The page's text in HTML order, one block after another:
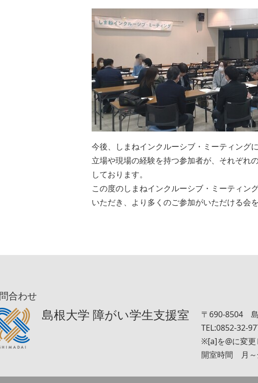
今後、しまねインクルーシブ・ミーティング
立場や現場の経験を持つ参加者が、それぞれ
しております。
この度のしまねインクルーシブ・ミーティン
いただき、より多くのご参加がいただける会
合わせ
島根大学 障がい学生支援室
〒690-8504
TEL:0852-32-
※[a]を@に変更
開室時間 月